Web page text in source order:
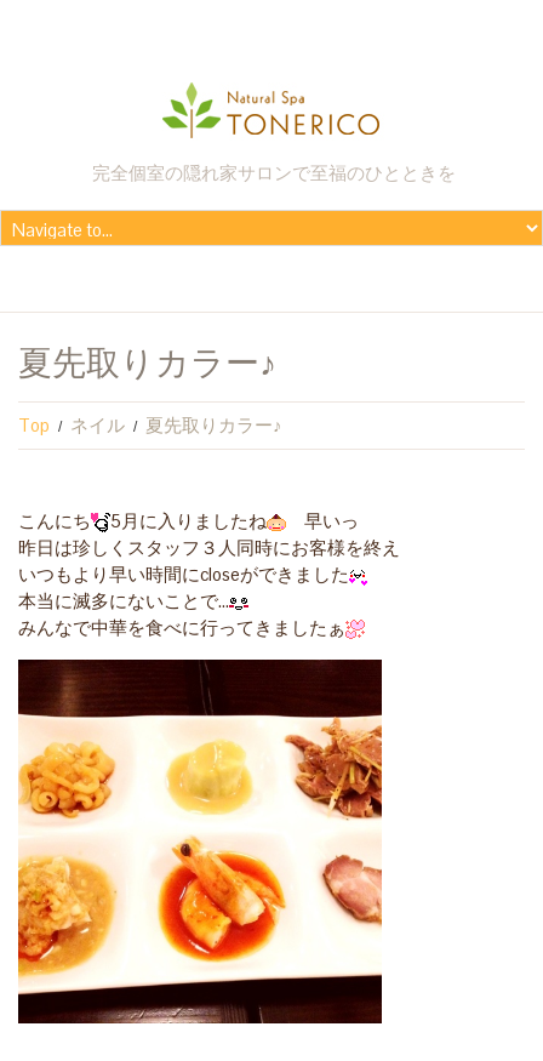
完全個室の隠れ家サロンで至福のひとときを
夏先取りカラー♪
Top ネイル 夏先取りカラー♪
こんにち 5月に入りましたね
早いっ
昨日は珍しくスタッフ３人同時にお客様を終え
いつもより早い時間にcloseができました
本当に滅多にないことで…
みんなで中華を食べに行ってきましたぁ